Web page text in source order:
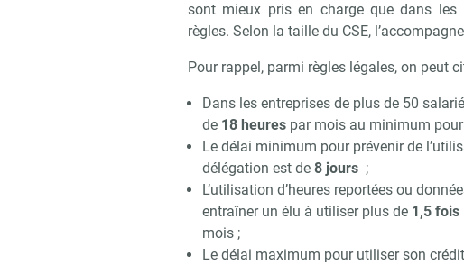
sont mieux pris en charge que dans
règles. Selon la taille du CSE,
Pour rappel, parmi règles légales, on peut
Dans les entreprises de plus de 50
de 18 heurespar mois au minimum
Le délai minimum pour prévenir de
délégation est de 8 jours ;
L’utilisation d’heures reportées ou
entraîner un élu à utiliser plus de 1,5 fois
mois ;
Le délai maximum pour utiliser son